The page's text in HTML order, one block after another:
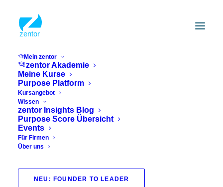
Mein zentor
zentor Akademie
Meine Kurse
Purpose Platform
Kursangebot
Wissen
zentor Insights Blog
Purpose Score Übersicht
Events
Für Firmen
Über uns
NEU: FOUNDER TO LEADER